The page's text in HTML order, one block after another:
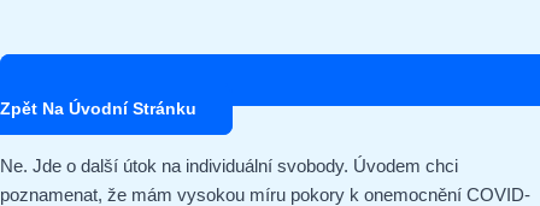
Zpět Na Úvodní Stránku
Ne. Jde o další útok na individuální svobody. Úvodem chci
poznamenat, že mám vysokou míru pokory k onemocnění COVID-